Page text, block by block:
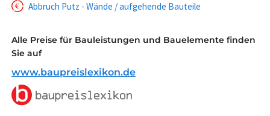
Abbruch Putz - Wände / aufgehende Bauteile
Alle Preise für Bauleistungen und Bauelemente finden
Sie auf
www.baupreislexikon.de